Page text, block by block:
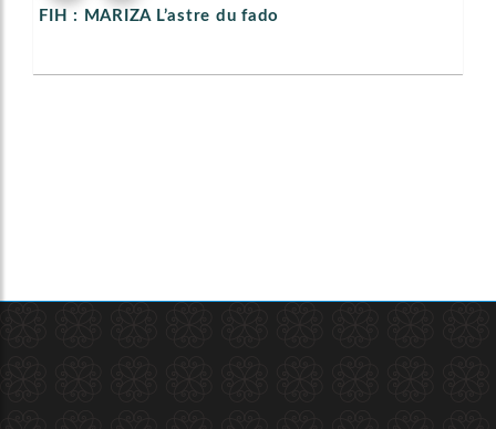
FIH : MARIZA L’astre du fado